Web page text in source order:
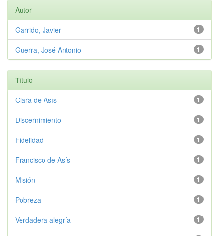
Autor
1
Garrido, Javier
1
Guerra, José Antonio
Título
1
Clara de Asís
1
Discernimiento
1
Fidelidad
1
Francisco de Asís
1
Misión
1
Pobreza
1
Verdadera alegría